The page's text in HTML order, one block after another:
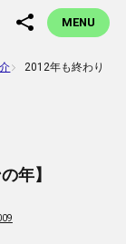
MENU
2012年も終わり【
年】